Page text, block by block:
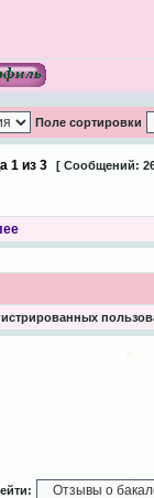
Поле сортировки
1из 3 [ Сообщений: